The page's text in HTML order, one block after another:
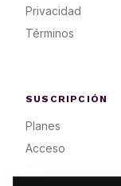
Privacidad
Términos
SUSCRIPCIÓN
Planes
Acceso